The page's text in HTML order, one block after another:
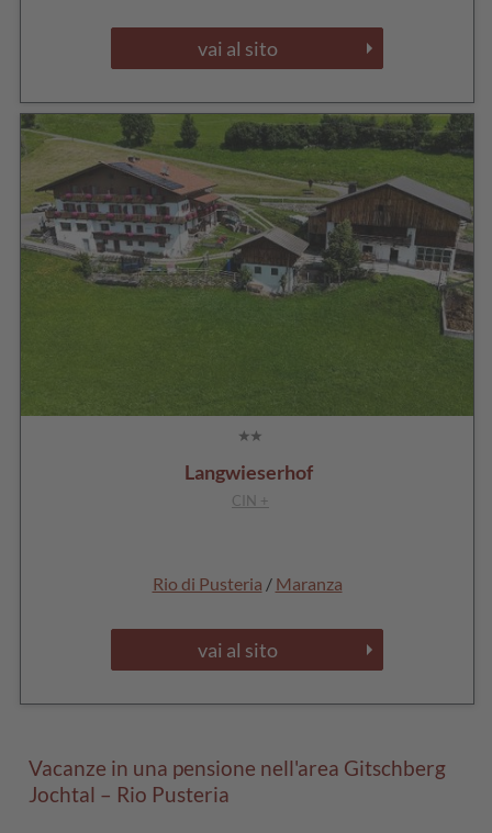
vai al sito
Langwieserhof
CIN +
Rio di Pusteria / Maranza
vai al sito
Vacanze in una pensione nell'area Gitschberg
Jochtal – Rio Pusteria